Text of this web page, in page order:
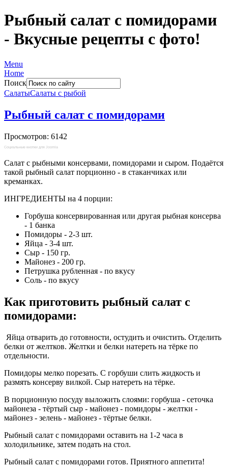
Рыбный салат с помидорами
- Вкусные рецепты с фото!
Menu
Home
Поиск
СалатыСалаты с рыбой
Рыбный салат с помидорами
Просмотров: 6142
Социальные кнопки для Joomla
Салат с рыбными консервами, помидорами и сыром. Подаётся
такой рыбный салат порционно - в стаканчиках или
креманках.
ИНГРЕДИЕНТЫ на 4 порции:
Горбуша консервированная или другая рыбная консерва
- 1 банка
Помидоры - 2-3 шт.
Яйца - 3-4 шт.
Сыр - 150 гр.
Майонез - 200 гр.
Петрушка рубленная - по вкусу
Соль - по вкусу
Как приготовить рыбный салат с
помидорами:
Яйца отварить до готовности, остудить и очистить. Отделить
белки от желтков. Желтки и белки натереть на тёрке по
отдельности.
Помидоры мелко порезать. С горбуши слить жидкость и
размять консерву вилкой. Сыр натереть на тёрке.
В порционную посуду выложить слоями: горбуша - сеточка
майонеза - тёртый сыр - майонез - помидоры - желтки -
майонез - зелень - майонез - тёртые белки.
Рыбный салат с помидорами оставить на 1-2 часа в
холодильнике, затем подать на стол.
Рыбный салат с помидорами готов. Приятного аппетита!